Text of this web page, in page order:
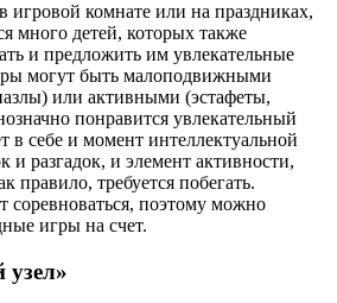
игровой комнате или на праздниках,
много детей, которых также
и предложить им увлекательные
могут быть малоподвижными
или активными (эстафеты,
понравится увлекательный
в себе и момент интеллектуальной
и разгадок, и элемент активности,
правило, требуется побегать.
соревноваться, поэтому можно
игры на счет.
узел»